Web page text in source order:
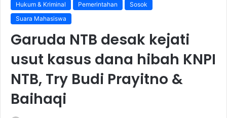
Hukum & Kriminal Pemerintahan
Sosok
Suara Mahasiswa
Garuda NTB desak kejati
usut kasus dana hibah KNPI
NTB, Try Budi Prayitno &
Baihaqi